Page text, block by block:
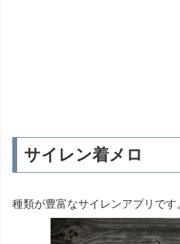
サイレン着メロ
種類が豊富なサイレンアプリです